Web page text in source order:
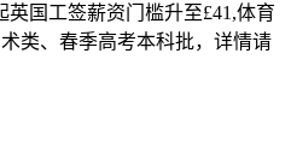
国工签薪资门槛升至£41,体育
类、春季高考本科批，详情请